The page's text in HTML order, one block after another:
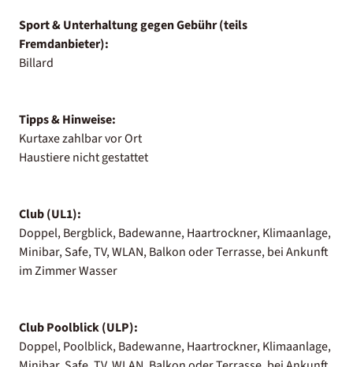
Sport & Unterhaltung gegen Gebühr (teils
Fremdanbieter):
Billard
Tipps & Hinweise:
Kurtaxe zahlbar vor Ort
Haustiere nicht gestattet
Club (UL1):
Doppel, Bergblick, Badewanne, Haartrockner, Klimaanlage,
Minibar, Safe, TV, WLAN, Balkon oder Terrasse, bei Ankunft
im Zimmer Wasser
Club Poolblick (ULP):
Doppel, Poolblick, Badewanne, Haartrockner, Klimaanlage,